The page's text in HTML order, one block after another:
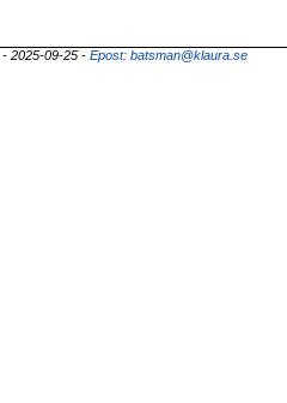
- 2025-09-25 - Epost: batsman@klaura.se